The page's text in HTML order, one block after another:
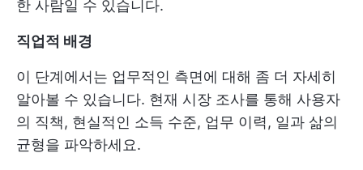
한 사람일 수 있습니다.
직업적 배경
이 단계에서는 업무적인 측면에 대해 좀 더 자세히
알아볼 수 있습니다. 현재 시장 조사를 통해 사용자
의 직책, 현실적인 소득 수준, 업무 이력, 일과 삶의
균형을 파악하세요.